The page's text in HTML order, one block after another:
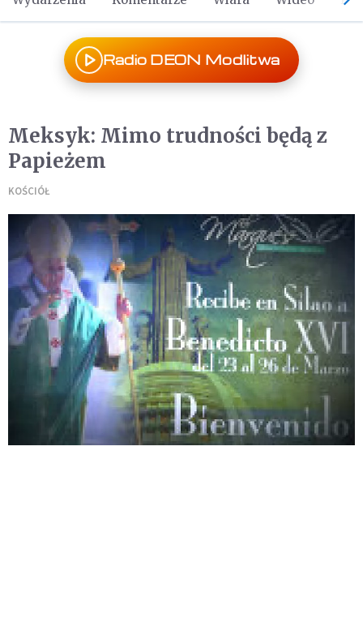
Radio DEON Modlitwa
Meksyk: Mimo trudności będą z
Papieżem
KOŚCIÓŁ